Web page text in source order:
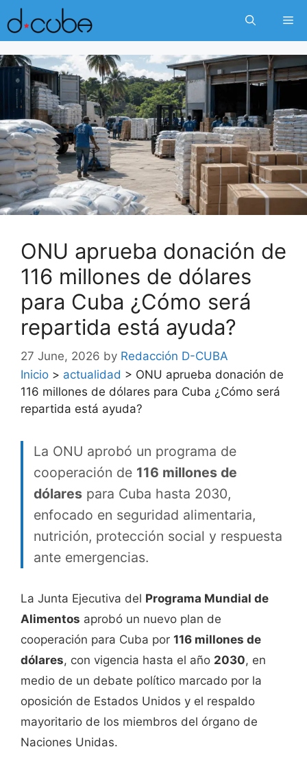
Skip
to
content
ONU aprueba donación de
116 millones de dólares
para Cuba ¿Cómo será
repartida está ayuda?
27 June, 2026 by Redacción D-CUBA
Inicio > actualidad > ONU aprueba donación de
116 millones de dólares para Cuba ¿Cómo será
repartida está ayuda?
La ONU aprobó un programa de
cooperación de 116 millones de
dólares para Cuba hasta 2030,
enfocado en seguridad alimentaria,
nutrición, protección social y respuesta
ante emergencias.
La Junta Ejecutiva del Programa Mundial de
Alimentos aprobó un nuevo plan de
cooperación para Cuba por 116 millones de
dólares, con vigencia hasta el año 2030, en
medio de un debate político marcado por la
oposición de Estados Unidos y el respaldo
mayoritario de los miembros del órgano de
Naciones Unidas.